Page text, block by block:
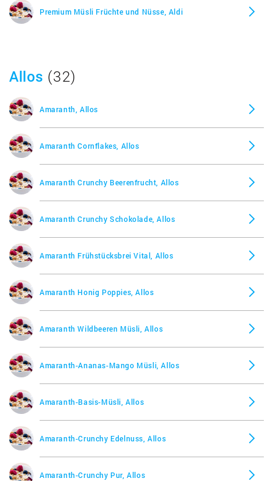
Premium Müsli Früchte und Nüsse, Aldi
Allos (32)
Amaranth, Allos
Amaranth Cornflakes, Allos
Amaranth Crunchy Beerenfrucht, Allos
Amaranth Crunchy Schokolade, Allos
Amaranth Frühstücksbrei Vital, Allos
Amaranth Honig Poppies, Allos
Amaranth Wildbeeren Müsli, Allos
Amaranth-Ananas-Mango Müsli, Allos
Amaranth-Basis-Müsli, Allos
Amaranth-Crunchy Edelnuss, Allos
Amaranth-Crunchy Pur, Allos